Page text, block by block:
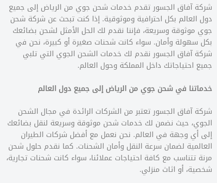
شركة آفاق الجسور تقدم خدمات شحن جوي من الرياض إلى جميع
دول العالم بكل احترافية وموثوقية. إذا كنت تبحث عن شركة شحن
جوي موثوقة وسريعة، فإننا نقدم لك الحل الأمثل لشحن بضائعك
بكل سهولة وأمان. سواء كانت شحنات صغيرة أو كبيرة، نحن في
شركة آفاق الجسور نقدم لك خدمات الشحن الجوي التي تلبي
جميع احتياجاتك داخل المملكة وحول العالم.
خدماتنا في شحن جوي من الرياض إلى جميع دول العالم
شركة آفاق الجسور تعتبر من الشركات الرائدة في مجال الشحن
الجوي، حيث نضمن لك خدمات شحن موثوقة وسريعة لنقل بضائعك
إلى أي وجهة في العالم. نحن نعمل مع أفضل شركات الطيران
العالمية لضمان سرعة النقل وأمان الشحنات. كما نقدم حلول شحن
مرنة تتناسب مع كافة احتياجات عملائنا، سواء كانت شحنات تجارية،
شخصية، أو اثاث منزلي.